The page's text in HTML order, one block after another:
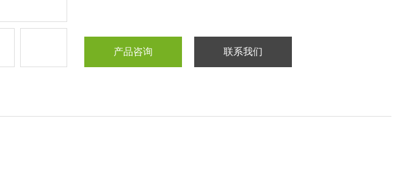
产品咨询 联系我们